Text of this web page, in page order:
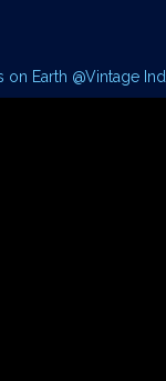
Earth @Vintage